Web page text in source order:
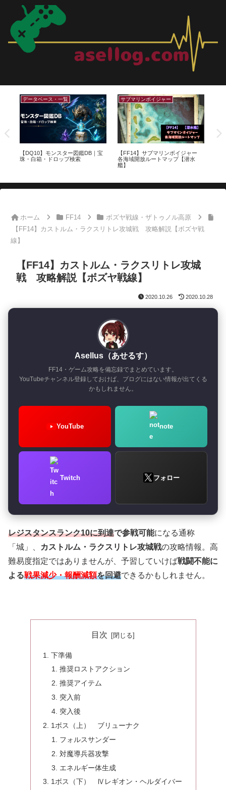
クレセントアイル
【FF14】マジックポット財宝/にん
じん/ミミック配置一覧【クレセン
サンドイッチレシピ
【ポケモンSV】でかでかパワー＆
ちびちびパワーLv.3レシピ一覧表
【色証】
ホーム FF14
ボズヤ戦線・ザトゥノル高原
【FF14】カストルム・ラクスリトレ攻城戦 攻略解説【ボズヤ戦
線】
【FF14】カストルム・ラクスリトレ攻城
戦 攻略解説【ボズヤ戦線】
2020.10.26 2020.10.28
Asellus（あせるす）
FF14・ゲーム攻略を備忘録でまとめています。
YouTubeチャンネル登録しておけば、ブログにはない情報が出てくる
かもしれません。
YouTube note
Twitch フォロー
レジスタンスランク10に到達で参戦可能になる通称
「城」、
カストルム・ラクスリトレ攻城戦の攻略情報。高
難易度指定ではありませんが、予習していけば戦闘不能に
よる戦果減少・報酬減額を回避できるかもしれません。
目次
下準備
推奨ロストアクション
推奨アイテム
突入前
突入後
1ボス（上） ブリューナク
フォルスサンダー
対魔導兵器攻撃
エネルギー体生成
1ボス（下） Ⅳレギオン・ヘルダイバー